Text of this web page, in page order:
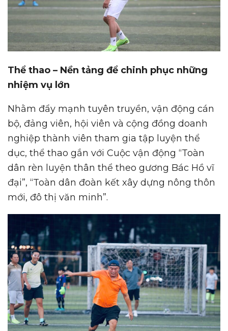
Thể thao – Nền tảng để chinh phục những
nhiệm vụ lớn
Nhằm đẩy mạnh tuyên truyền, vận động cán
bộ, đảng viên, hội viên và cộng đồng doanh
nghiệp thành viên tham gia tập luyện thể
dục, thể thao gắn với Cuộc vận động “Toàn
dân rèn luyện thân thể theo gương Bác Hồ vĩ
đại”, “Toàn dân đoàn kết xây dựng nông thôn
mới, đô thị văn minh”.